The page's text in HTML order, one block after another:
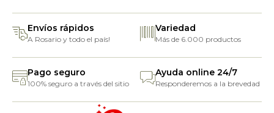
Envíos rápidos
A Rosario y todo el país!
Variedad
Más de 6.000 productos
Pago seguro
100% seguro a través del sitio
Ayuda online 24/7
Responderemos a la brevedad